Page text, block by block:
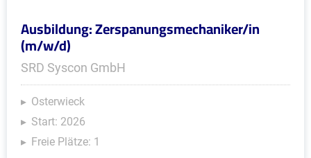
Ausbildung: Zerspanungsmechaniker/in
(m/w/d)
SRD Syscon GmbH
Osterwieck
Start: 2026
Freie Plätze: 1